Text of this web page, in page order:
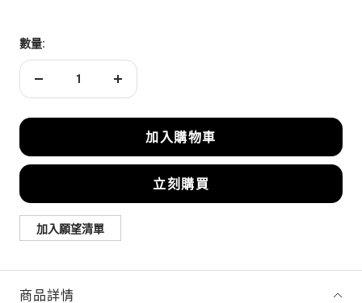
數量:
增
加入購物車
立刻購買
加入願望清單
商品詳情